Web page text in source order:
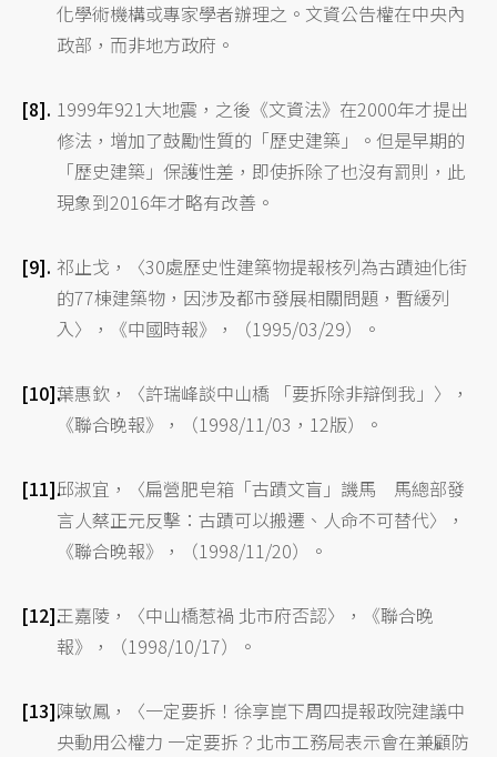
化學術機構或專家學者辦理之。文資公告權在中央內
政部，而非地方政府。
1999年921大地震，之後《文資法》在2000年才提出
修法，增加了鼓勵性質的「歷史建築」。但是早期的
「歷史建築」保護性差，即使拆除了也沒有罰則，此
現象到2016年才略有改善。
祁止戈，〈30處歷史性建築物提報核列為古蹟迪化街
的77棟建築物，因涉及都市發展相關問題，暫緩列
入〉，《中國時報》，（1995/03/29）。
葉惠欽，〈許瑞峰談中山橋 「要拆除非辯倒我」〉，
《聯合晚報》，（1998/11/03，12版）。
邱淑宜，〈扁營肥皂箱「古蹟文盲」譏馬 馬總部發
言人蔡正元反擊：古蹟可以搬遷、人命不可替代〉，
《聯合晚報》，（1998/11/20）。
王嘉陵，〈中山橋惹禍 北市府否認〉，《聯合晚
報》，（1998/10/17）。
陳敏鳳，〈一定要拆！徐享崑下周四提報政院建議中
央動用公權力 一定要拆？北市工務局表示會在兼顧防